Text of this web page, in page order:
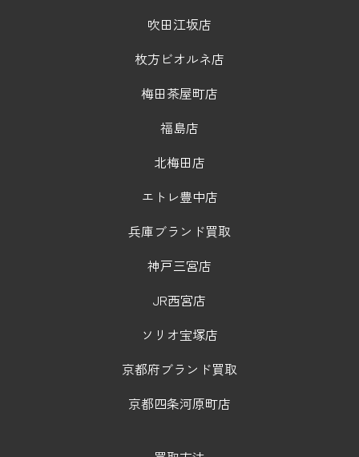
吹田江坂店
枚方ビオルネ店
梅田茶屋町店
福島店
北梅田店
エトレ豊中店
兵庫ブランド買取
神戸三宮店
JR西宮店
ソリオ宝塚店
京都府ブランド買取
京都四条河原町店